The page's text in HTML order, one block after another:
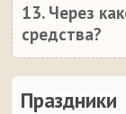
Праздники
13. Через
средства?